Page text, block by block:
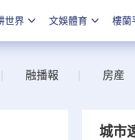
世界 文娛體育 樓蘭
融播報 房産
城市